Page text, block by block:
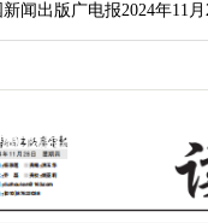
闻出版广电报2024年11